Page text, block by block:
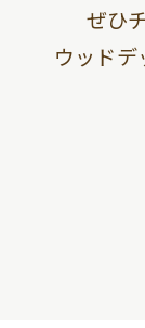
ぜひ
ウッド